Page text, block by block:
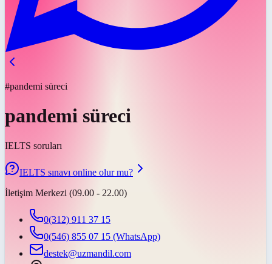
#pandemi süreci
pandemi süreci
IELTS soruları
IELTS sınavı online olur mu?
İletişim Merkezi (09.00 - 22.00)
0(312) 911 37 15
0(546) 855 07 15 (WhatsApp)
destek@uzmandil.com